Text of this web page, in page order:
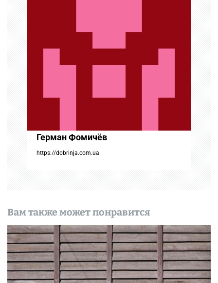
Герман Фомичёв
https://dobrinja.com.ua
Вам также может понравится